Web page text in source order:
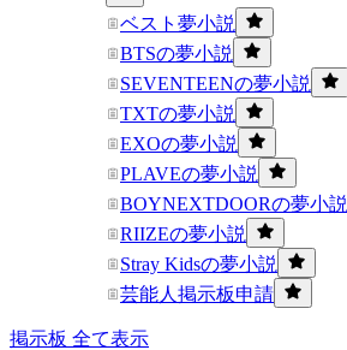
ベスト夢小説
BTSの夢小説
SEVENTEENの夢小説
TXTの夢小説
EXOの夢小説
PLAVEの夢小説
BOYNEXTDOORの夢小説
RIIZEの夢小説
Stray Kidsの夢小説
芸能人掲示板申請
掲示板 全て表示